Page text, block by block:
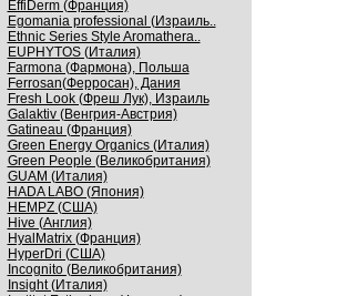
EffiDerm (Франция)
Egomania professional (Израиль..
Ethnic Series Style Aromathera..
EUPHYTOS (Италия)
Farmona (Фармона), Польша
Ferrosan(Ферросан), Дания
Fresh Look (Фреш Лук), Израиль
Galaktiv (Венгрия-Австрия)
Gatineau (Франция)
Green Energy Organics (Италия)
Green People (Великобритания)
GUAM (Италия)
HADA LABO (Япония)
HEMPZ (США)
Hive (Англия)
HyalMatrix (Франция)
HyperDri (США)
Incognito (Великобритания)
Insight (Италия)